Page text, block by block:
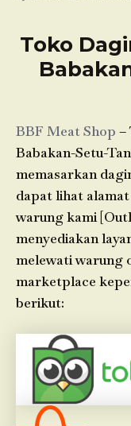
Toko
BBF Meat Shop –
Babakan-Setu-
memasarkan
dapat lihat
warung kami
menyediakan
melewati warung
marketplace
berikut: